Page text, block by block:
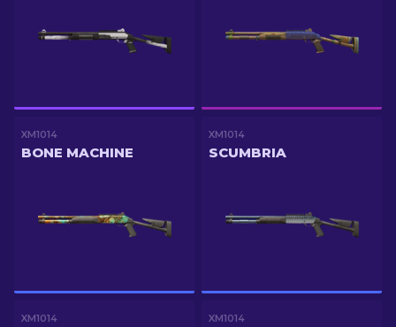
XM1014
BONE MACHINE
XM1014
SCUMBRIA
XM1014 XM1014